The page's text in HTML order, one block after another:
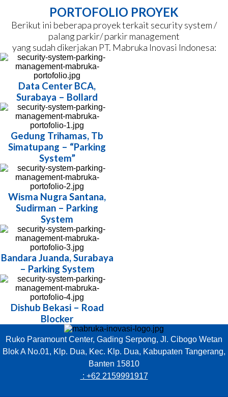
PORTOFOLIO PROYEK
Berikut ini beberapa proyek terkait security system /
palang parkir/ parkir management
yang sudah dikerjakan PT. Mabruka Inovasi Indonesa:
Data Center BCA,
Surabaya – Bollard
Gedung Trihamas, Tb
Simatupang – “Parking
System”
Wisma Nugra Santana,
Sudirman – Parking
System
Bandara Juanda, Surabaya
– Parking System
Dishub Bekasi – Road
Blocker
Ruko Paramount Center, Gading Serpong, Jl. Cibogo Wetan
Blok A No.01, Klp. Dua, Kec. Klp. Dua, Kabupaten Tangerang,
Banten 15810
: +62 2159991917